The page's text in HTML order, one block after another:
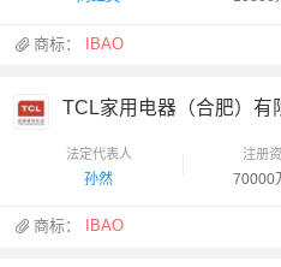
商标： IBAO
TCL家用电器（合肥）有
法定代表人
孙然
注册
70000
商标： IBAO